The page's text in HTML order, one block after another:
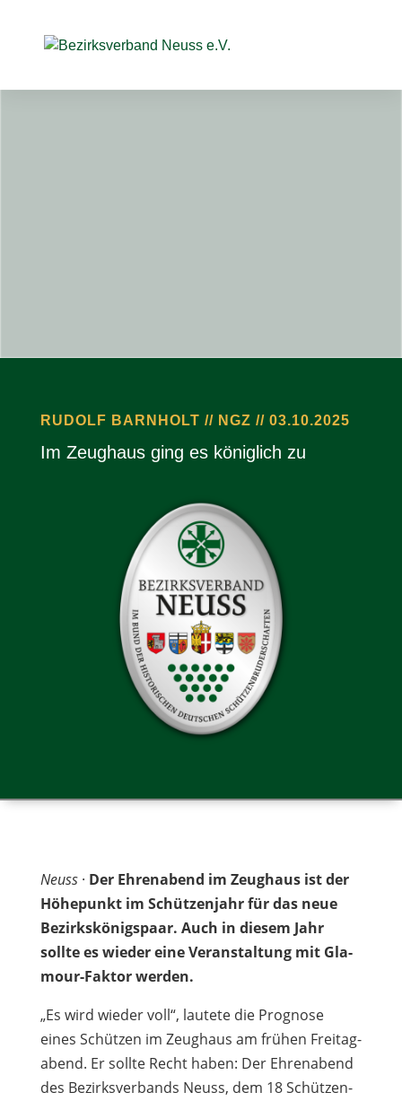
RUDOLF BARNHOLT // NGZ // 03.10.2025
Im Zeug­haus ging es könig­lich zu
Neuss· Der Ehren­abend im Zeug­haus ist der
Höhe­punkt im Schüt­zen­jahr für das neue
Bezirks­kö­nigs­paar. Auch in die­sem Jahr
sollte es wie­der eine Ver­an­stal­tung mit Gla­
mour-Fak­tor werden.
„Es wird wie­der voll“, lau­tete die Pro­gnose
eines Schüt­zen im Zeug­haus am frü­hen Frei­tag­
abend. Er sollte Recht haben: Der Ehren­abend
des Bezirks­ver­bands Neuss, dem 18 Schüt­zen­